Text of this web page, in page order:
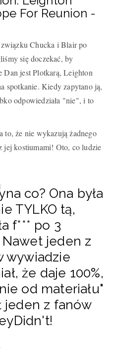
For Reunion -
Chucka i Blair po
się doczekać, by
Dan jest Plotkarą, Leighton
spotkanie. Kiedy zapytano ją,
odpowiedziała "nie", i to
to, że nie wykazują żadnego
jej kostiumami! Oto, co ludzie
co? Ona była
TYLKO tą,
f*** po 3
jeden z
wywiadzie
że daje 100%,
od materiału"
jeden z fanów